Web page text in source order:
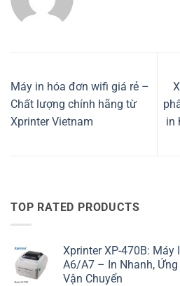
Máy in hóa đơn wifi giá rẻ –
Chất lượng chính hãng từ
Xprinter Vietnam
in
TOP RATED PRODUCTS
Xprinter XP-470B: Máy
A6/A7 – In Nhanh,
Vận Chuyển